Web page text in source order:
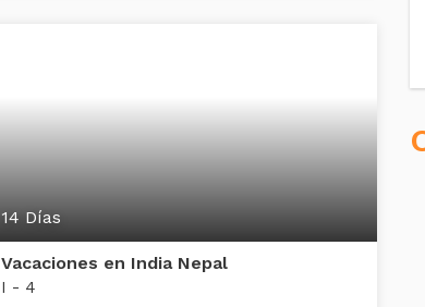
14 Días
Vacaciones en India Nepal
I - 4